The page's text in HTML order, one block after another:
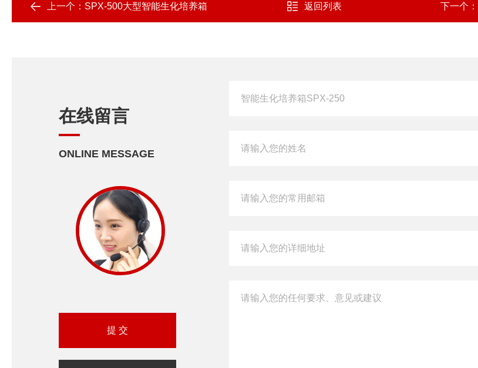
上一个： SPX-500大型智能生化培养箱 返回列表 下一个：
在线留言
ONLINE MESSAGE